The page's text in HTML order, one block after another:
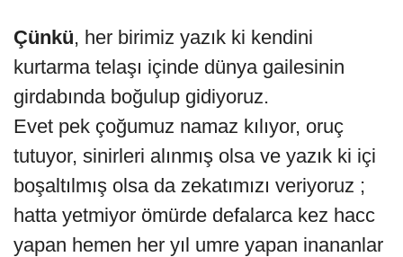
Çünkü, her birimiz yazık ki kendini
kurtarma telaşı içinde dünya gailesinin
girdabında boğulup gidiyoruz.
Evet pek çoğumuz namaz kılıyor, oruç
tutuyor, sinirleri alınmış olsa ve yazık ki içi
boşaltılmış olsa da zekatımızı veriyoruz ;
hatta yetmiyor ömürde defalarca kez hacc
yapan hemen her yıl umre yapan inananlar